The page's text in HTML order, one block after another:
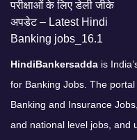
HindiBankersadda is
for Banking Jobs. The
Banking and Insurance
and national level jobs, and